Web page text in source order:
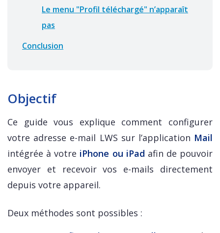
Le menu "Profil téléchargé" n’apparaît
pas
Conclusion
Objectif
Ce guide vous explique comment configurer
votre adresse e-mail LWS sur l’application Mail
intégrée à votre iPhone ou iPad afin de pouvoir
envoyer et recevoir vos e-mails directement
depuis votre appareil.
Deux méthodes sont possibles :